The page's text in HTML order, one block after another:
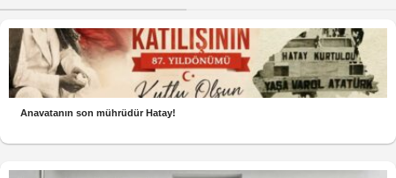
Anavatanın son mührüdür Hatay!